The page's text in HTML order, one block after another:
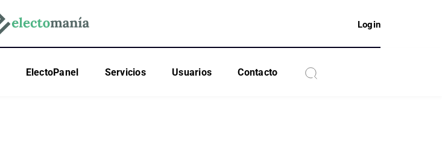
Login
ElectoPanel Servicios Usuarios Contacto